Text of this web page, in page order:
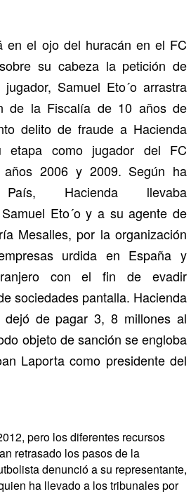
en el ojo del huracán en el FC
su cabeza la petición de
Samuel Eto´o arrastra
de la Fiscalía de 10 años de
delito de fraude a Hacienda
etapa como jugador del FC
años 2006 y 2009. Según ha
Hacienda llevaba
Eto´o y a su agente de
Mesalles, por la organización
urdida en España y
con el fin de evadir
sociedades pantalla. Hacienda
dejó de pagar 3, 8 millones al
objeto de sanción se engloba
Laporta como presidente del
pero los diferentes recursos
retrasado los pasos de la
denunció a su representante,
ha llevado a los tribunales por